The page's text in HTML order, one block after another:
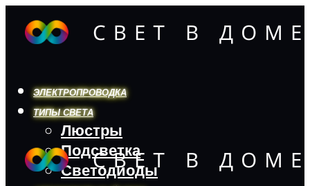
ЭЛЕКТРОПРОВОДКА
ТИПЫ СВЕТА
Люстры
Подсветка
Светодиоды